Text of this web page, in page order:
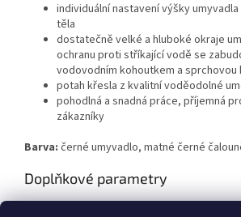
individuální nastavení výšky
těla
dostatečně velké a hluboké okraje
ochranu proti stříkající vodě se
vodovodním kohoutkem a sprchovou
potah křesla z kvalitní voděodolné
pohodlná a snadná práce, příjemná
zákazníky
Barva: černé umyvadlo, matné černé
Doplňkové parametry